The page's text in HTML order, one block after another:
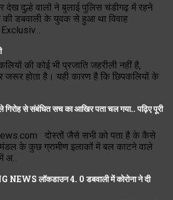
देख दुल्हे वालों ने बुलाई पुलिस चंडीगढ़ में रहने
की डबवाली के युवक से हुआ था विवाह
की कोई भी प्रजाति जहरीली नहीं है,
जरूर होता है। यही कारण है कि छिपकलियों के
गिरोह से संबंधित सच का आखिर पता चल गया.. पढ़िए पूरी
दोस्तों जैसे सभी को पता है के कैसे
के कुछ ग्रामीण इलाकों में बल काटने वाले
अ...
लॉकडाउन 4. 0 डबवाली में कोरोना ने दी